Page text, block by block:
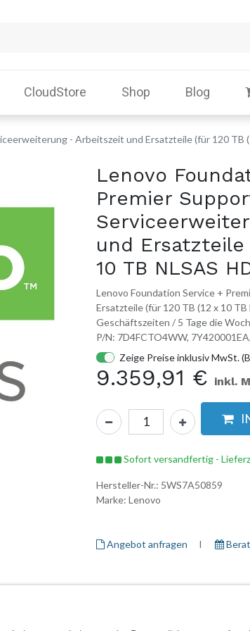
CloudStore Shop Blog
- Arbeitszeit und Ersatzteile (für 120 TB
Lenovo
Premier
und Ersatzteile
10 TB NLSAS
Lenovo Foundation Service +
Ersatzteile (für 120 TB (12 x 10 TB
Geschäftszeiten / 5 Tage die
P/N: 7D4FCTO4WW,
Zeige Preise inklusiv MwSt.
9.359,91 € inkl.
Sofort versandfertig -
Hersteller-Nr.: 5WS7A50859
Marke: Lenovo
Angebot anfragen I ​